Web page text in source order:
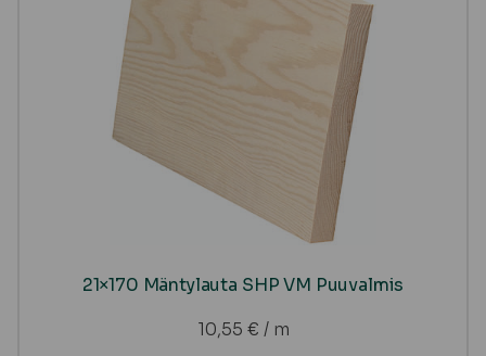
21×170 Mäntylauta SHP VM Puuvalmis
10,55 € / m